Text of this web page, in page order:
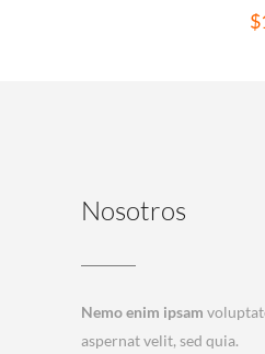
$
Nosotros
Nemo enim ipsam
aspernat velit, sed quia.